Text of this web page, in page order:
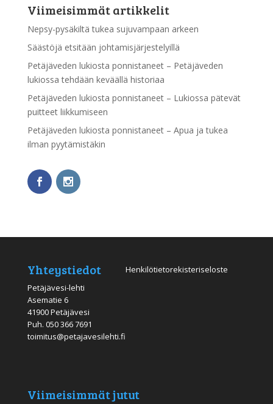
Viimeisimmät artikkelit
Nepsy-pysäkiltä tukea sujuvampaan arkeen
Säästöjä etsitään johtamisjärjestelyillä
Petäjäveden lukiosta ponnistaneet – Petäjäveden
lukiossa tehdään keväällä historiaa
Petäjäveden lukiosta ponnistaneet – Lukiossa pätevät
puitteet liikkumiseen
Petäjäveden lukiosta ponnistaneet – Apua ja tukea
ilman pyytämistäkin
Yhteystiedot
Petäjävesi-lehti
Asematie 6
41900 Petäjävesi
Puh. 050 366 7691
toimitus@petajavesilehti.fi
Henkilötietorekisteriseloste
Viimeisimmät jutut